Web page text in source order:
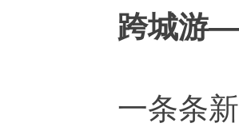
跨城游
一条条